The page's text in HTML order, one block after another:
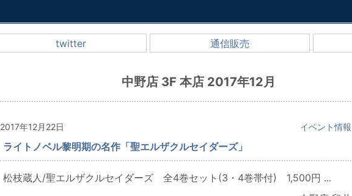
twitter 通信販売
中野店 3F 本店 2017年12月
2017年12月22日 イベント情報
ライトノベル黎明期の名作「聖エルザクルセイダーズ」
松枝蔵人/聖エルザクルセイダーズ 全4巻セット(3・4巻帯付) 1,500円 ...